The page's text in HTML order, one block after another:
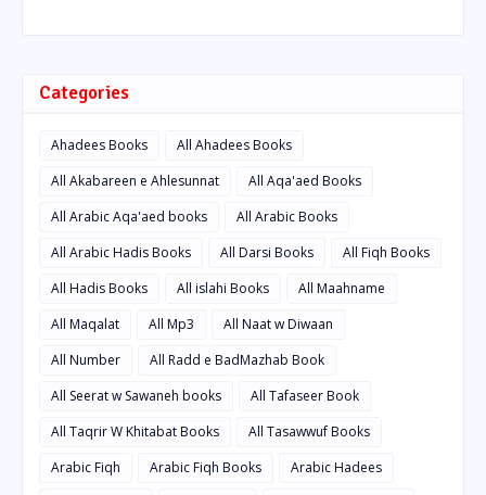
Categories
Ahadees Books
All Ahadees Books
All Akabareen e Ahlesunnat
All Aqa'aed Books
All Arabic Aqa'aed books
All Arabic Books
All Arabic Hadis Books
All Darsi Books
All Fiqh Books
All Hadis Books
All islahi Books
All Maahname
All Maqalat
All Mp3
All Naat w Diwaan
All Number
All Radd e BadMazhab Book
All Seerat w Sawaneh books
All Tafaseer Book
All Taqrir W Khitabat Books
All Tasawwuf Books
Arabic Fiqh
Arabic Fiqh Books
Arabic Hadees